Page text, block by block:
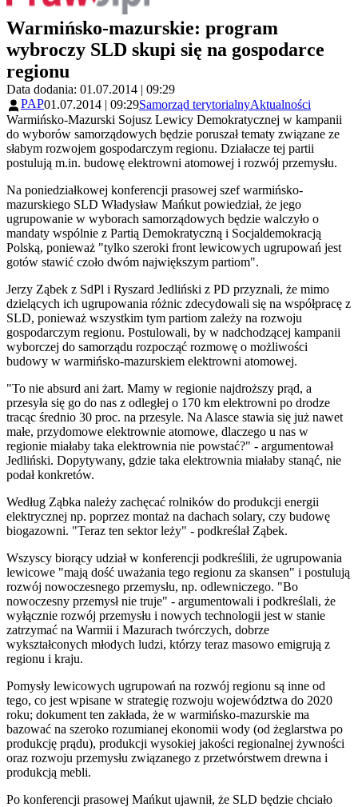
Warmińsko-mazurskie: program
wybroczy SLD skupi się na gospodarce
regionu
Data dodania: 01.07.2014 | 09:29
PAP01.07.2014 | 09:29Samorząd terytorialnyAktualności
Warmińsko-Mazurski Sojusz Lewicy Demokratycznej w kampanii
do wyborów samorządowych będzie poruszał tematy związane ze
słabym rozwojem gospodarczym regionu. Działacze tej partii
postulują m.in. budowę elektrowni atomowej i rozwój przemysłu.
Na poniedziałkowej konferencji prasowej szef warmińsko-
mazurskiego SLD Władysław Mańkut powiedział, że jego
ugrupowanie w wyborach samorządowych będzie walczyło o
mandaty wspólnie z Partią Demokratyczną i Socjaldemokracją
Polską, ponieważ "tylko szeroki front lewicowych ugrupowań jest
gotów stawić czoło dwóm największym partiom".
Jerzy Ząbek z SdPl i Ryszard Jedliński z PD przyznali, że mimo
dzielących ich ugrupowania różnic zdecydowali się na współpracę z
SLD, ponieważ wszystkim tym partiom zależy na rozwoju
gospodarczym regionu. Postulowali, by w nadchodzącej kampanii
wyborczej do samorządu rozpocząć rozmowę o możliwości
budowy w warmińsko-mazurskiem elektrowni atomowej.
"To nie absurd ani żart. Mamy w regionie najdroższy prąd, a
przesyła się go do nas z odległej o 170 km elektrowni po drodze
tracąc średnio 30 proc. na przesyle. Na Alasce stawia się już nawet
małe, przydomowe elektrownie atomowe, dlaczego u nas w
regionie miałaby taka elektrownia nie powstać?" - argumentował
Jedliński. Dopytywany, gdzie taka elektrownia miałaby stanąć, nie
podał konkretów.
Według Ząbka należy zachęcać rolników do produkcji energii
elektrycznej np. poprzez montaż na dachach solary, czy budowę
biogazowni. "Teraz ten sektor leży" - podkreślał Ząbek.
Wszyscy biorący udział w konferencji podkreślili, że ugrupowania
lewicowe "mają dość uważania tego regionu za skansen" i postulują
rozwój nowoczesnego przemysłu, np. odlewniczego. "Bo
nowoczesny przemysł nie truje" - argumentowali i podkreślali, że
wyłącznie rozwój przemysłu i nowych technologii jest w stanie
zatrzymać na Warmii i Mazurach twórczych, dobrze
wykształconych młodych ludzi, którzy teraz masowo emigrują z
regionu i kraju.
Pomysły lewicowych ugrupowań na rozwój regionu są inne od
tego, co jest wpisane w strategię rozwoju województwa do 2020
roku; dokument ten zakłada, że w warmińsko-mazurskie ma
bazować na szeroko rozumianej ekonomii wody (od żeglarstwa po
produkcję prądu), produkcji wysokiej jakości regionalnej żywności
oraz rozwoju przemysłu związanego z przetwórstwem drewna i
produkcją mebli.
Po konferencji prasowej Mańkut ujawnił, że SLD będzie chciało